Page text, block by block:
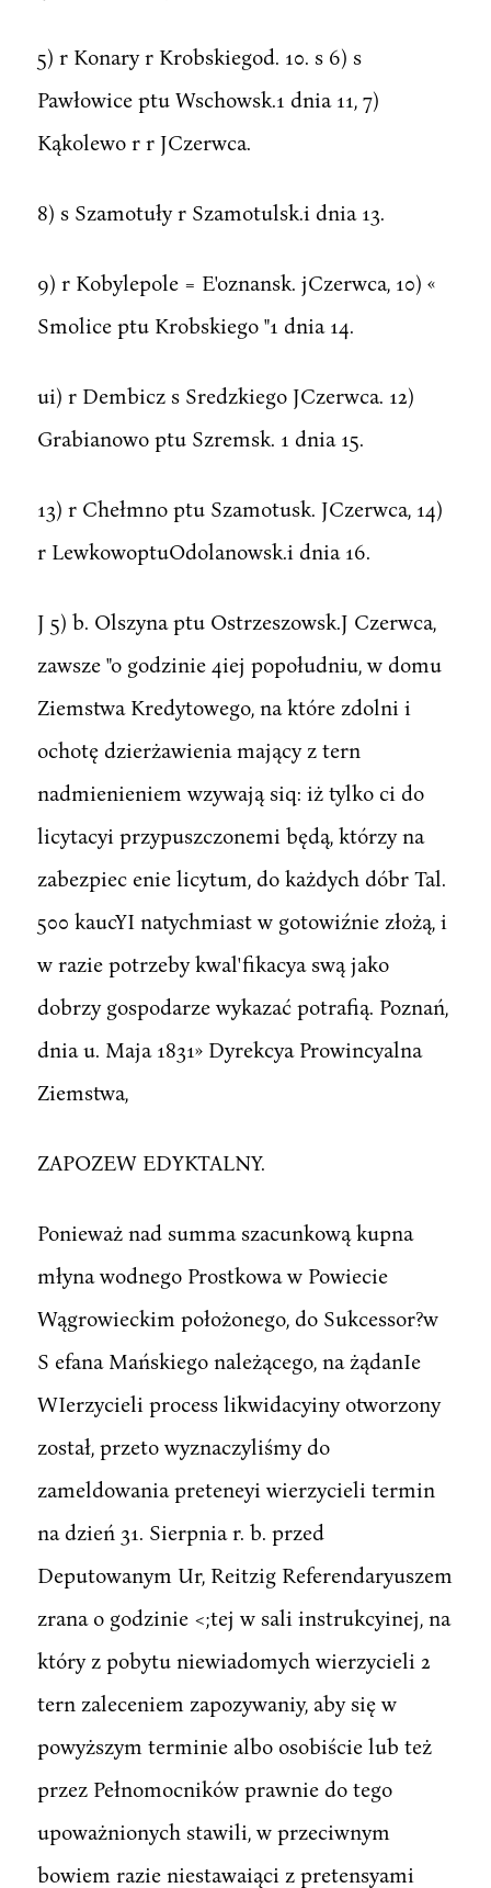
5) r Konary r Krobskiegod. 10. s 6) s
Pawłowice ptu Wschowsk.1 dnia 11, 7)
Kąkolewo r r JCzerwca.
8) s Szamotuły r Szamotulsk.i dnia 13.
9) r Kobylepole = E'oznansk. jCzerwca, 10) «
Smolice ptu Krobskiego "1 dnia 14.
ui) r Dembicz s Sredzkiego JCzerwca. 12)
Grabianowo ptu Szremsk. 1 dnia 15.
13) r Chełmno ptu Szamotusk. JCzerwca, 14)
r LewkowoptuOdolanowsk.i dnia 16.
J 5) b. Olszyna ptu Ostrzeszowsk.J Czerwca,
zawsze "o godzinie 4iej popołudniu, w domu
Ziemstwa Kredytowego, na które zdolni i
ochotę dzierżawienia mający z tern
nadmienieniem wzywają siq: iż tylko ci do
licytacyi przypuszczonemi będą, którzy na
zabezpiec enie licytum, do każdych dóbr Tal.
500 kaucYI natychmiast w gotowiźnie złożą, i
w razie potrzeby kwal'fikacya swą jako
dobrzy gospodarze wykazać potrafią. Poznań,
dnia u. Maja 1831» Dyrekcya Prowincyalna
Ziemstwa,
ZAPOZEW EDYKTALNY.
Ponieważ nad summa szacunkową kupna
młyna wodnego Prostkowa w Powiecie
Wągrowieckim położonego, do Sukcessor?w
S efana Mańskiego należącego, na żądanIe
WIerzycieli process likwidacyiny otworzony
został, przeto wyznaczyliśmy do
zameldowania preteneyi wierzycieli termin
na dzień 31. Sierpnia r. b. przed
Deputowanym Ur, Reitzig Referendaryuszem
zrana o godzinie <;tej w sali instrukcyinej, na
który z pobytu niewiadomych wierzycieli 2
tern zaleceniem zapozywaniy, aby się w
powyższym terminie albo osobiście lub też
przez Pełnomocników prawnie do tego
upoważnionych stawili, w przeciwnym
bowiem razie niestawaiąci z pretensyami